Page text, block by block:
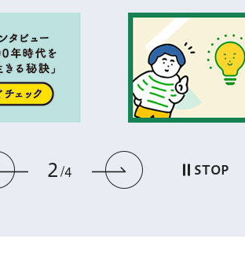
前のスライドを表示
2 4 次のスラ
STOP